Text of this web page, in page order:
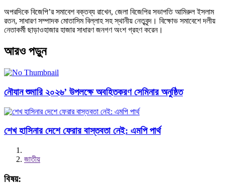
অপরদিকে বিজেপি’র সমাবেশ বক্তব্য রাখেন, জেলা বিজেপির সভাপতি আমিরুল ইসলাম
রতন, সাধারণ সম্পাদক মোতাসিম বিল্লাহ সহ স্থানীয় নেতৃবৃন্দ। বিক্ষোভ সমাবেশে দলীয়
নেতাকর্মী ছাড়াওহাজার হাজার সাধারণ জনগণ অংশ গ্রহণ করেন।
আরও পড়ুন
নৌযান শুমারি ২০২৬’ উপলক্ষে অবহিতকরণ সেমিনার অনুষ্ঠিত
শেখ হাসিনার দেশে ফেরার বাস্তবতা নেই: এমপি পার্থ
জাতীয়
বিষয়: